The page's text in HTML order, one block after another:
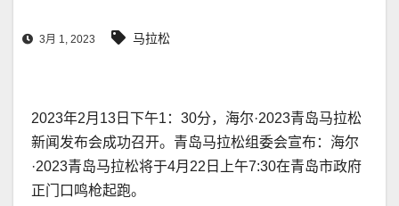
3月 1, 2023 马拉松
2023年2月13日下午1：30分，海尔·2023青岛马拉松
新闻发布会成功召开。青岛马拉松组委会宣布：海尔
·2023青岛马拉松将于4月22日上午7:30在青岛市政府
正门口鸣枪起跑。